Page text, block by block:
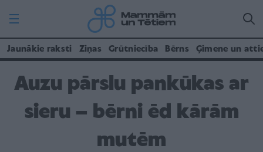
Jaunākie raksti Ziņas Grūtniecība Bērns Ģimene un
Auzu pārslu pankūkas ar
sieru – bērni ēd kārām
mutēm